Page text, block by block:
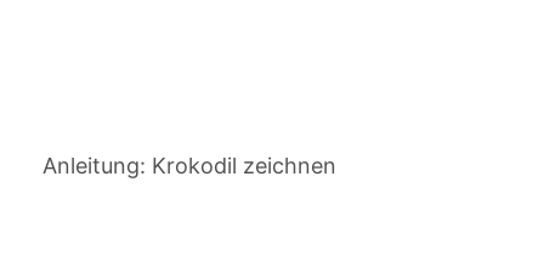
Anleitung: Krokodil zeichnen